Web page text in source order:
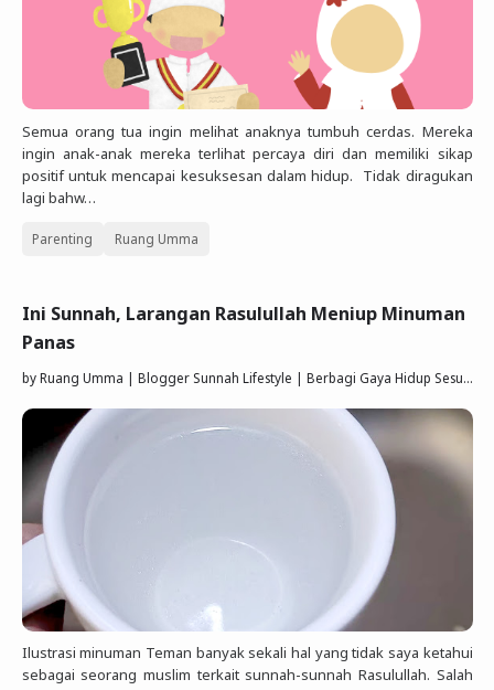
Semua orang tua ingin melihat anaknya tumbuh cerdas. Mereka
ingin anak-anak mereka terlihat percaya diri dan memiliki sikap
positif untuk mencapai kesuksesan dalam hidup. Tidak diragukan
lagi bahw…
Parenting Ruang Umma
Ini Sunnah, Larangan Rasulullah Meniup Minuman
Panas
byRuang Umma | Blogger Sunnah Lifestyle | Berbagi Gaya Hidup Sesuai Quran Sunnah
Ilustrasi minuman Teman banyak sekali hal yang tidak saya ketahui
sebagai seorang muslim terkait sunnah-sunnah Rasulullah. Salah